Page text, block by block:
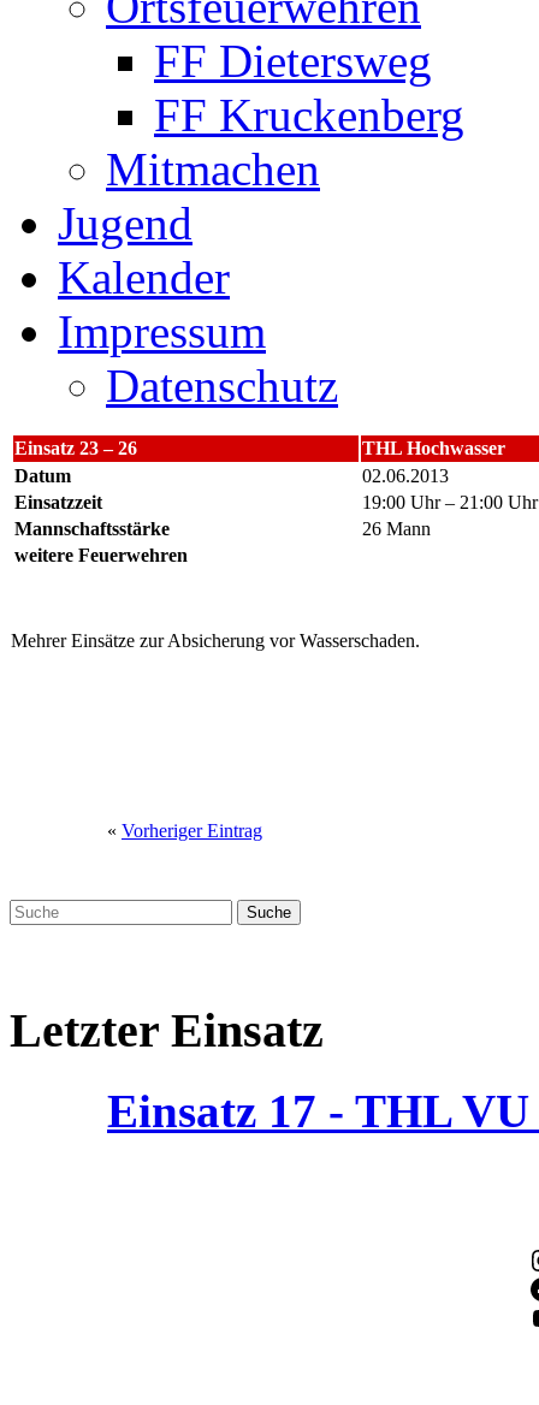
FF Dietersweg
FF Kruckenberg
Mitmachen
Jugend
Kalender
Impressum
Datenschutz
Einsatz 23 – 26
THL Hochwasser
Datum
02.06.2013
Einsatzzeit
19:00 Uhr – 21:00 Uhr
Mannschaftsstärke
26 Mann
weitere Feuerwehren
Mehrer Einsätze zur Absicherung vor Wasserschaden.
« Vorheriger Eintrag
Letzter Einsatz
Einsatz 17 - THL